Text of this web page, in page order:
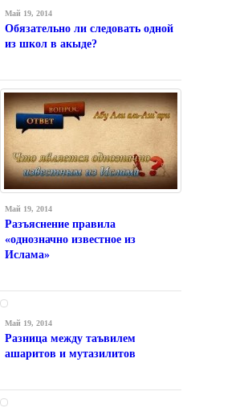
Май 19, 2014
Обязательно ли следовать одной
из школ в акыде?
Май 19, 2014
Разъяснение правила
«однозначно известное из
Ислама»
Май 19, 2014
Разница между таъвилем
ашаритов и мутазилитов